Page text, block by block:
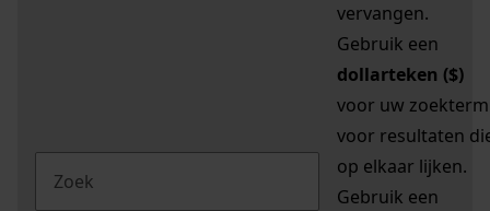
vervangen.
Gebruik een
dollarteken ($)
voor uw zoekterm
voor resultaten
op elkaar lijken.
Gebruik een